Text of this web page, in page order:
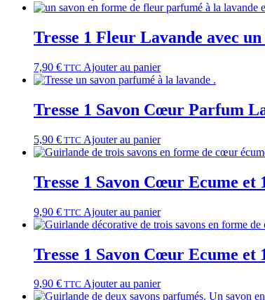
Tresse 1 Fleur Lavande avec
7,90 € TTC Ajouter au panier
Tresse 1 Savon Cœur Parfum
5,90 € TTC Ajouter au panier
Tresse 1 Savon Cœur Ecume
9,90 € TTC Ajouter au panier
Tresse 1 Savon Cœur Ecume
9,90 € TTC Ajouter au panier